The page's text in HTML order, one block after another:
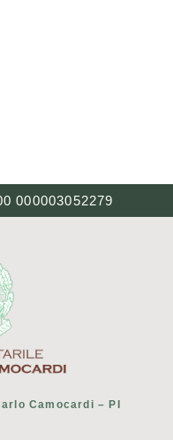
000003052279
Camocardi – PI